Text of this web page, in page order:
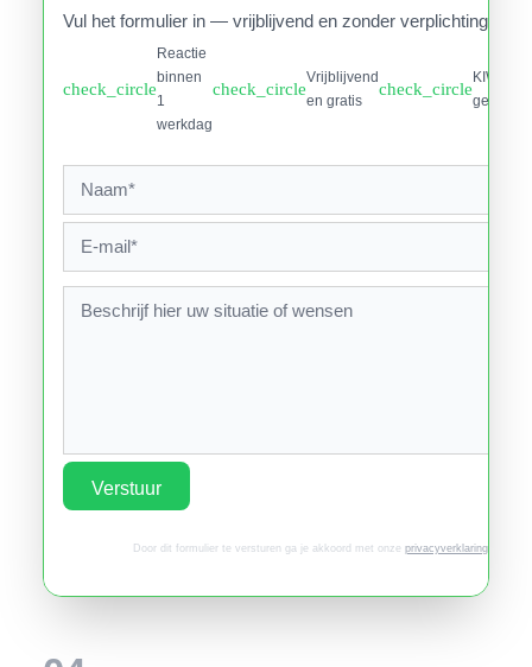
Vul het formulier in — vrijblijvend en zonder verplichtingen.
check_circle
Reactie
binnen
1
werkdag
check_circle
Vrijblijvend
en gratis
check_circle
KIWA
Verstuur
Door dit formulier te versturen ga je akkoord met onze privacyverklaring.